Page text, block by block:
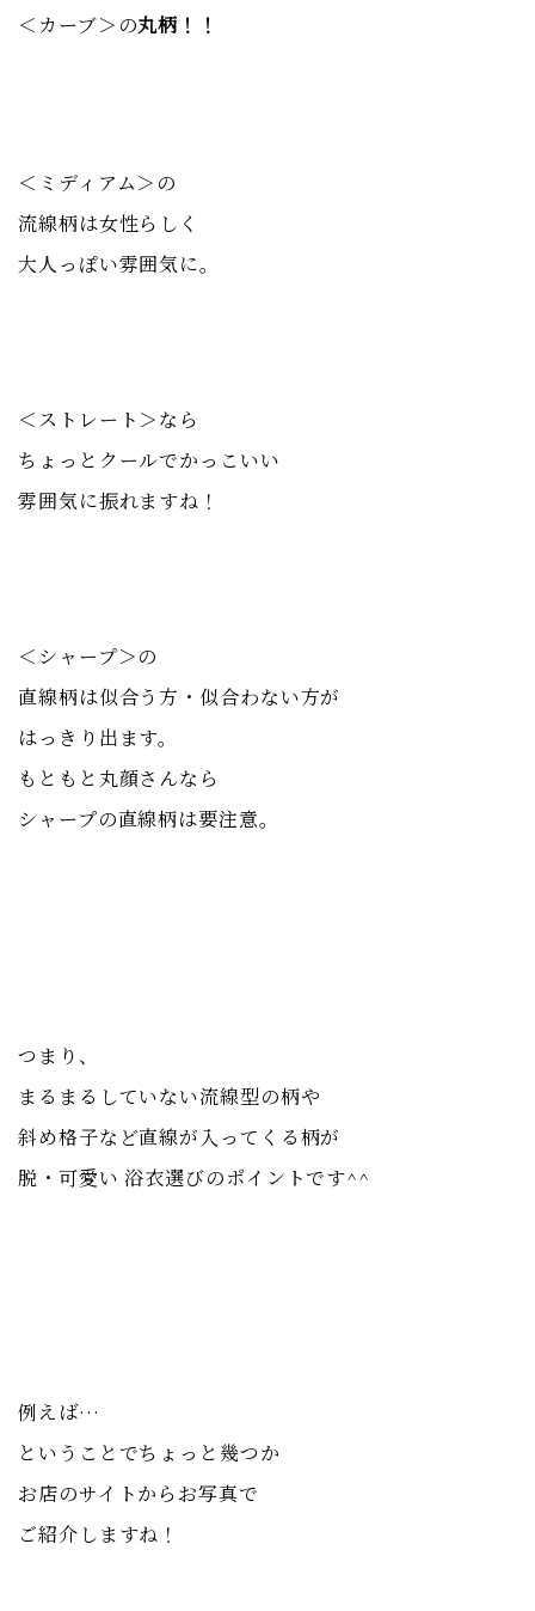
＜カーブ＞の丸柄！！
＜ミディアム＞の
流線柄は女性らしく
大人っぽい雰囲気に。
＜ストレート＞なら
ちょっとクールでかっこいい
雰囲気に振れますね！
＜シャープ＞の
直線柄は似合う方・似合わない方が
はっきり出ます。
もともと丸顔さんなら
シャープの直線柄は要注意。
つまり、
まるまるしていない流線型の柄や
斜め格子など直線が入ってくる柄が
脱・可愛い 浴衣選びのポイントです^^
例えば…
ということでちょっと幾つか
お店のサイトからお写真で
ご紹介しますね！